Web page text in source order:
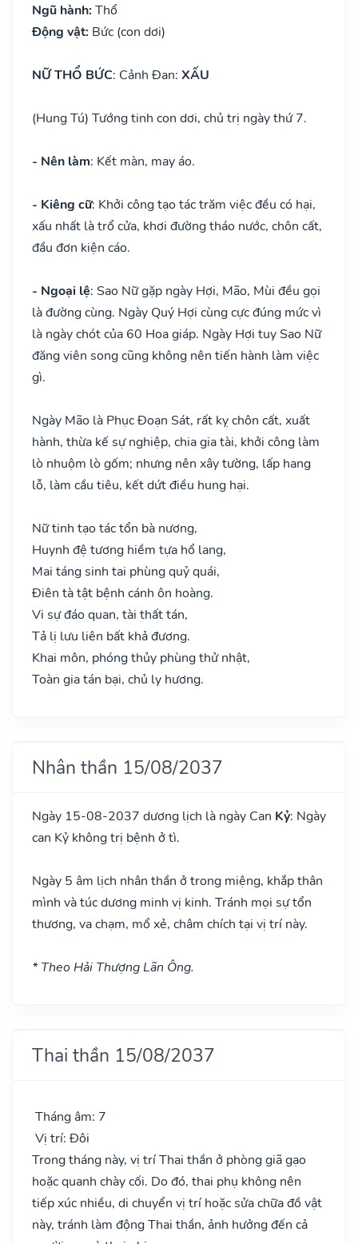
Ngũ hành: Thổ
Động vật: Bức (con dơi)
NỮ THỔ BỨC: Cảnh Đan: XẤU
(Hung Tú) Tướng tinh con dơi, chủ trị ngày thứ 7.
- Nên làm: Kết màn, may áo.
- Kiêng cữ: Khởi công tạo tác trăm việc đều có hại,
xấu nhất là trổ cửa, khơi đường tháo nước, chôn cất,
đầu đơn kiện cáo.
- Ngoại lệ: Sao Nữ gặp ngày Hợi, Mão, Mùi đều gọi
là đường cùng. Ngày Quý Hợi cùng cực đúng mức vì
là ngày chót của 60 Hoa giáp. Ngày Hợi tuy Sao Nữ
đăng viên song cũng không nên tiến hành làm việc
gì.
Ngày Mão là Phục Đoạn Sát, rất kỵ chôn cất, xuất
hành, thừa kế sự nghiệp, chia gia tài, khởi công làm
lò nhuộm lò gốm; nhưng nên xây tường, lấp hang
lỗ, làm cầu tiêu, kết dứt điều hung hại.
Nữ tinh tạo tác tổn bà nương,
Huynh đệ tương hiềm tựa hổ lang,
Mai táng sinh tai phùng quỷ quái,
Điên tà tật bệnh cánh ôn hoàng.
Vi sự đáo quan, tài thất tán,
Tả lị lưu liên bất khả đương.
Khai môn, phóng thủy phùng thử nhật,
Toàn gia tán bại, chủ ly hương.
Nhân thần 15/08/2037
Ngày 15-08-2037 dương lịch là ngày Can Kỷ: Ngày
can Kỷ không trị bệnh ở tì.
Ngày 5 âm lịch nhân thần ở trong miệng, khắp thân
mình và túc dương minh vị kinh. Tránh mọi sự tổn
thương, va chạm, mổ xẻ, châm chích tại vị trí này.
* Theo Hải Thượng Lãn Ông.
Thai thần 15/08/2037
Tháng âm: 7
Vị trí: Đôi
Trong tháng này, vị trí Thai thần ở phòng giã gạo
hoặc quanh chày cối. Do đó, thai phụ không nên
tiếp xúc nhiều, di chuyển vị trí hoặc sửa chữa đồ vật
này, tránh làm động Thai thần, ảnh hưởng đến cả